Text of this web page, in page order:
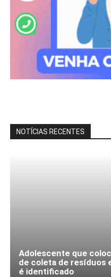
NOTÍCIAS RECENTES
Adolescente que
de coleta de resíduos
é identificado